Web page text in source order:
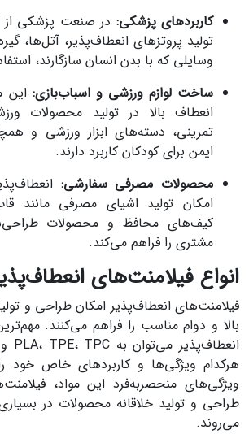
کاربردهای پزشکی: در صنعت پزشکی از
تولید پروتزهای انعطاف‌پذیر، آتل‌ها،
وسایلی که با بدن انسان سازگارند،
ساخت لوازم ورزشی و اسباب‌بازی: این
انعطاف بالا در تولید محصولات
تمرینی، دسته‌های ابزار ورزشی و
ایمن برای کودکان کاربرد دارند.
محصولات مصرفی سفارشی:
امکان تولید اشیای مصرفی مانند
کیف‌های محافظ و محصولات
مشتری را فراهم می‌کند.
انواع فیلامنت‌های
فیلامنت‌های انعطاف‌پذیر امکان طراحی و
بالا و دوام مناسب را فراهم می‌کنند.
هرکدام ویژگی‌ها و کاربردهای خاص خود
ویژگی‌های منحصربه‌فرد این مواد،
طراحی و تولید خلاقانه محصولات در
می‌روند.